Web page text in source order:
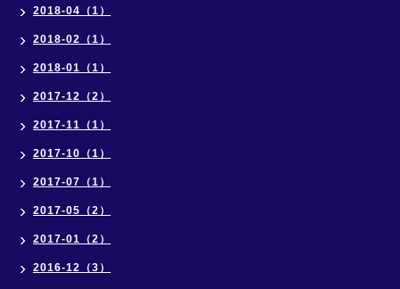
2018-04（1）
2018-02（1）
2018-01（1）
2017-12（2）
2017-11（1）
2017-10（1）
2017-07（1）
2017-05（2）
2017-01（2）
2016-12（3）